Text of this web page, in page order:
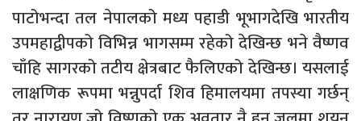
पाटोभन्दा तल नेपालको मध्य पहाडी भूभागदेखि भारतीय
उपमहाद्वीपको विभिन्न भागसम्म रहेको देखिन्छ भने वैष्णव
चाँहि सागरको तटीय क्षेत्रबाट फैलिएको देखिन्छ। यसलाई
लाक्षणिक रूपमा भन्नुपर्दा शिव हिमालयमा तपस्या गर्छन्